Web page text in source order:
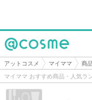
@cosme
アットコスメ マイママ
商
マイママ おすすめ商品・人気ラ